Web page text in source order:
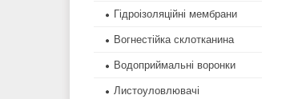
Гідроізоляційні мембрани
Вогнестійка склотканина
Водоприймальні воронки
Листоуловлювачі